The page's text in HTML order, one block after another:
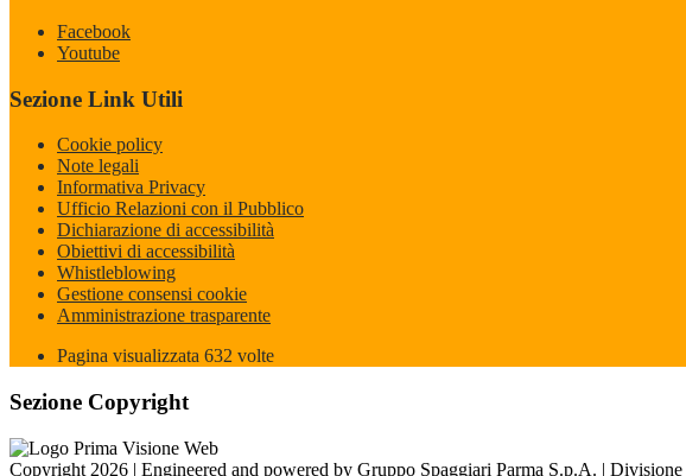
Facebook
Youtube
Sezione Link Utili
Cookie policy
Note legali
Informativa Privacy
Ufficio Relazioni con il Pubblico
Dichiarazione di accessibilità
Obiettivi di accessibilità
Whistleblowing
Gestione consensi cookie
Amministrazione trasparente
Pagina visualizzata 632 volte
Sezione Copyright
Copyright 2026 | Engineered and powered by Gruppo Spaggiari Parma S.p.A. |